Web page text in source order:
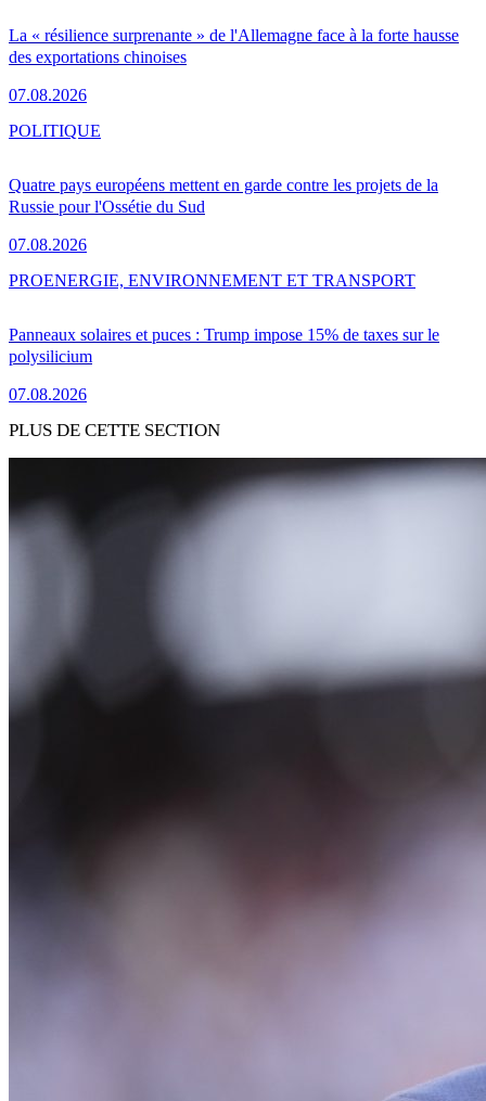
La « résilience surprenante » de l'Allemagne face à la forte hausse
des exportations chinoises
07.08.2026
Quatre pays européens mettent en garde contre les projets de la
Russie pour l'Ossétie du Sud
07.08.2026
POLITIQUE
Panneaux solaires et puces : Trump impose 15% de taxes sur le
polysilicium
07.08.2026
PROENERGIE, ENVIRONNEMENT ET TRANSPORT
PLUS DE CETTE SECTION